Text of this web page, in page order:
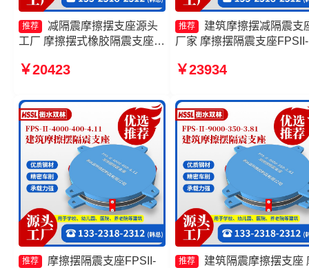
推荐
减隔震摩擦摆支座源头
工厂 摩擦摆式橡胶隔震支座生
摩擦隔震支座厂家
￥20423
推荐
建筑摩擦摆减隔震支
厂家 摩擦摆隔震支座FPSII-
FPS-Ⅱ-2000-500-3.8生产
家
￥23934
推荐
摩擦摆隔震支座FPSII-
推荐
建筑隔震摩擦摆支座